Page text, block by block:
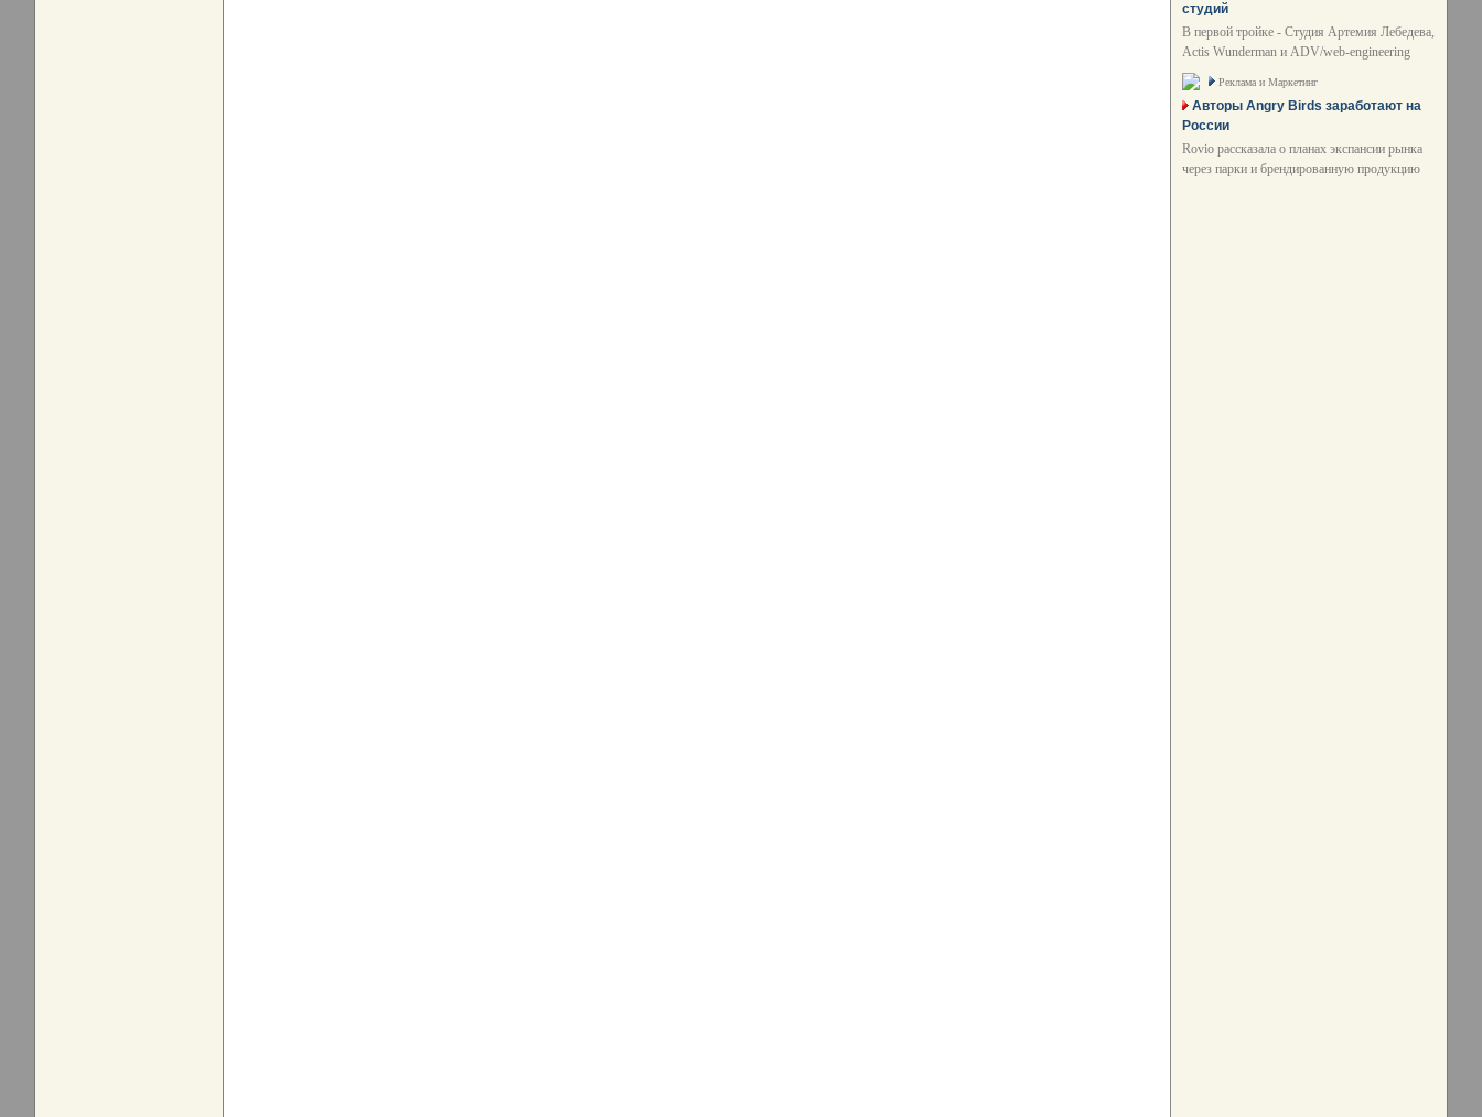
студий
В первой тройке - Студия Артемия Лебедева,
Actis Wunderman и ADV/web-engineering
Реклама и Маркетинг
Авторы Angry Birds заработают на
России
Rovio рассказала о планах экспансии рынка
через парки и брендированную продукцию